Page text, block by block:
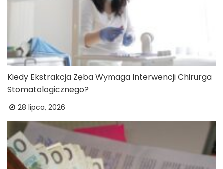
Kiedy Ekstrakcja Zęba Wymaga Interwencji Chirurga
Stomatologicznego?
28 lipca, 2026